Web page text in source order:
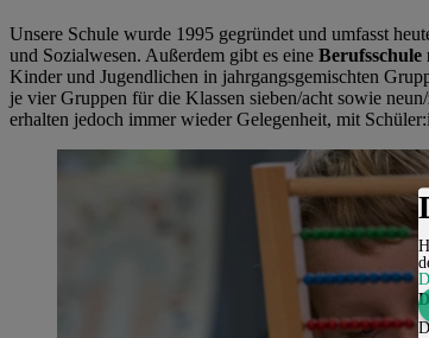
Unsere Schule wurde 1995 gegründet und umfasst
und Sozialwesen. Außerdem gibt es eine
Kinder und Jugendlichen in jahrgangsgemischten
je vier Gruppen für die Klassen sieben/acht sowie
erhalten jedoch immer wieder Gelegenheit, mit